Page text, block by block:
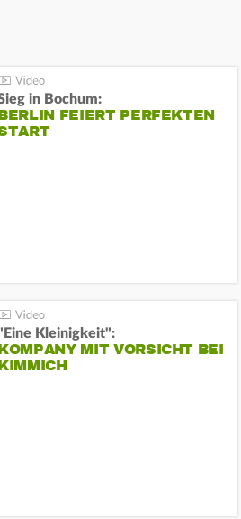
in Bochum:
FEIERT PERFEKTEN
Kleinigkeit":
MIT VORSICHT BEI